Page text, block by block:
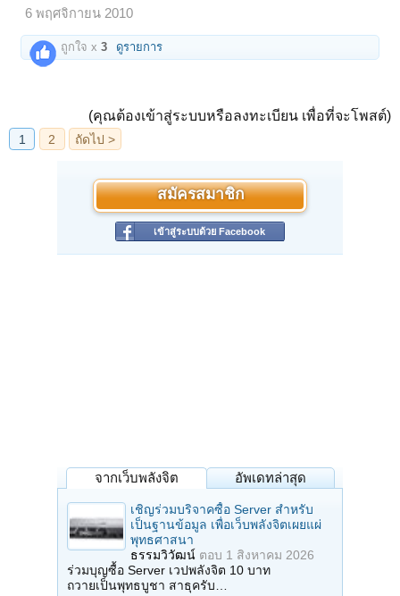
6 พฤศจิกายน 2010
ถูกใจ x3 ดูรายการ
(คุณต้องเข้าสู่ระบบหรือลงทะเบียน เพื่อที่จะโพสต์)
สมัครสมาชิก
เข้าสู่ระบบด้วย Facebook
จากเว็บพลังจิต อัพเดทล่าสุด
เชิญร่วมบริจาคซื้อ Server สำหรับ
เป็นฐานข้อมูล เพื่อเว็บพลังจิตเผยแผ่
พุทธศาสนา
ธรรมวิวัฒน์ ตอบ 1 สิงหาคม 2026
ร่วมบุญซื้อ Server เวปพลังจิต 10 บาท
ถวายเป็นพุทธบูชา สาธุครับ…